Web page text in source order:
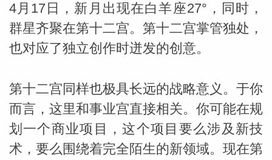
_susan
4月17日，新月出现在白羊座27°，同时，
群星齐聚在第十二宫。第十二宫掌管独处，
也对应了独立创作时迸发的创意。
第十二宫同样也极具长远的战略意义。于你
而言，这里和事业宫直接相关。你可能在规
划一个商业项目，这个项目要么涉及新技
术，要么围绕着完全陌生的新领域。现在第